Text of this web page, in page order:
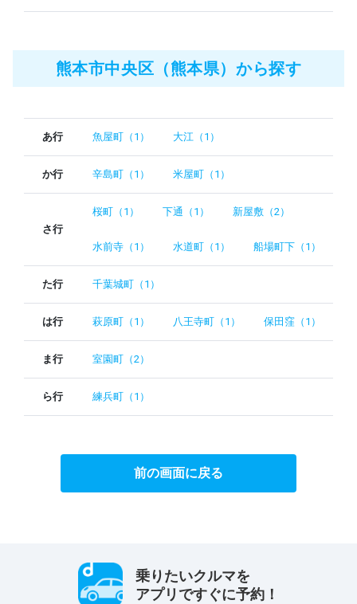
熊本市中央区（熊本県）から探す
あ行 魚屋町（1） 大江（1）
か行 辛島町（1） 米屋町（1）
さ行
桜町（1） 下通（1） 新屋敷（2）
水前寺（1） 水道町（1） 船場町下（1）
た行 千葉城町（1）
は行 萩原町（1） 八王寺町（1） 保田窪（1）
ま行 室園町（2）
ら行 練兵町（1）
前の画面に戻る
乗りたいクルマを
アプリですぐに予約！